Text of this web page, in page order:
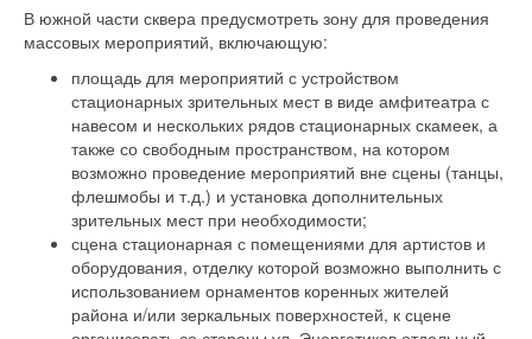
В южной части сквера предусмотреть зону для проведения
массовых мероприятий, включающую:
площадь для мероприятий с устройством
стационарных зрительных мест в виде амфитеатра с
навесом и нескольких рядов стационарных скамеек, а
также со свободным пространством, на котором
возможно проведение мероприятий вне сцены (танцы,
флешмобы и т.д.) и установка дополнительных
зрительных мест при необходимости;
сцена стационарная с помещениями для артистов и
оборудования, отделку которой возможно выполнить с
использованием орнаментов коренных жителей
района и/или зеркальных поверхностей, к сцене